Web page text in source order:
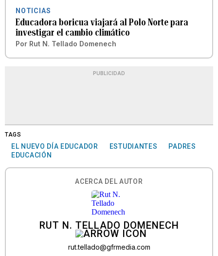
NOTICIAS
Educadora boricua viajará al Polo Norte para
investigar el cambio climático
Por Rut N. Tellado Domenech
PUBLICIDAD
TAGS
EL NUEVO DÍA EDUCADOR ESTUDIANTES
PADRES
EDUCACIÓN
ACERCA DEL AUTOR
RUT N. TELLADO DOMENECH
rut.tellado@gfrmedia.com